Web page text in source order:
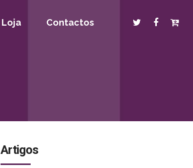
Loja Contactos
Artigos